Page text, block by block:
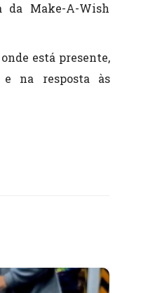
da Make-A-Wish
está presente,
na resposta às